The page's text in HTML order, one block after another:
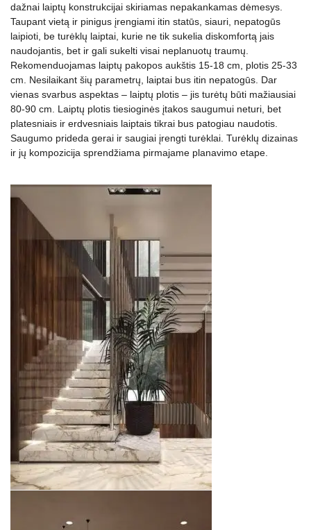
dažnai laiptų konstrukcijai skiriamas nepakankamas dėmesys.
Taupant vietą ir pinigus įrengiami itin statūs, siauri, nepatogūs
laipioti, be turėklų laiptai, kurie ne tik sukelia diskomfortą jais
naudojantis, bet ir gali sukelti visai neplanuotų traumų.
Rekomenduojamas laiptų pakopos aukštis 15-18 cm, plotis 25-33
cm. Nesilaikant šių parametrų, laiptai bus itin nepatogūs. Dar
vienas svarbus aspektas – laiptų plotis – jis turėtų būti mažiausiai
80-90 cm. Laiptų plotis tiesioginės įtakos saugumui neturi, bet
platesniais ir erdvesniais laiptais tikrai bus patogiau naudotis.
Saugumo prideda gerai ir saugiai įrengti turėklai. Turėklų dizainas
ir jų kompozicija sprendžiama pirmajame planavimo etape.